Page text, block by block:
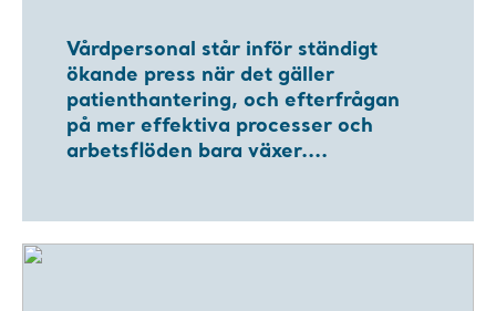
Vårdpersonal står inför ständigt
ökande press när det gäller
patienthantering, och efterfrågan
på mer effektiva processer och
arbetsflöden bara växer....